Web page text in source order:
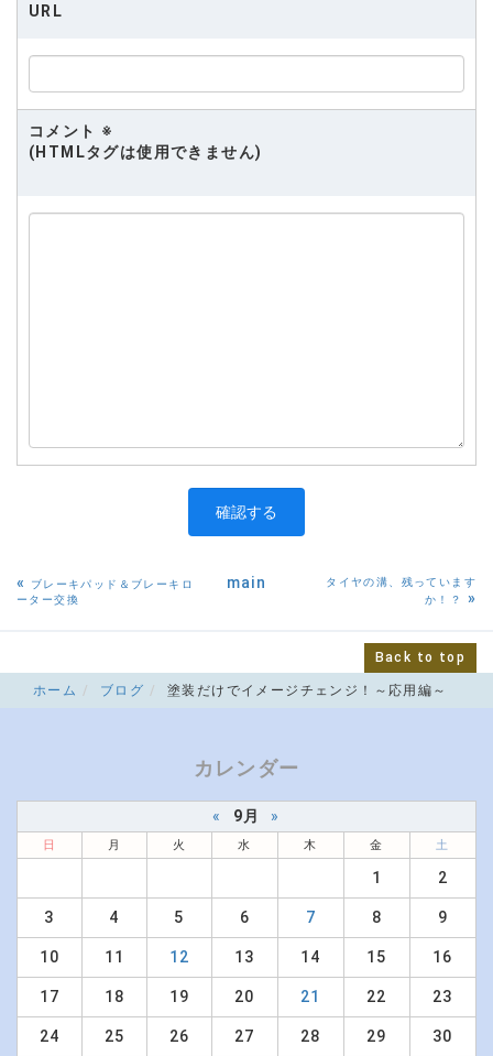
URL
コメント ※
(HTMLタグは使用できません)
«
ブレーキパッド＆ブレーキロ
ーター交換
main
タイヤの溝、残っています
か！？
»
Back to top
ホーム ブログ 塗装だけでイメージチェンジ！～応用編～
カレンダー
« 9月 »
日 月 火 水 木 金 土
1 2
3 4 5 6 7 8 9
10 11 12 13 14 15 16
17 18 19 20 21 22 23
24 25 26 27 28 29 30